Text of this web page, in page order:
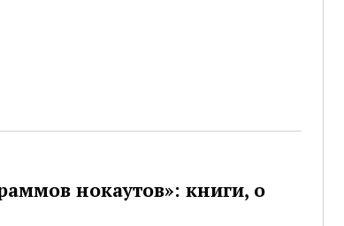
нокаутов»: книги, о